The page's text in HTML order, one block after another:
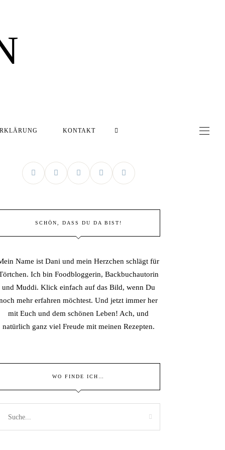
KONTAKT
SCHÖN, DASS DU DA BIST!
Name ist Dani und mein Herzchen schlägt für
Ich bin Foodbloggerin, Backbuchautorin
und Muddi. Klick einfach auf das Bild, wenn Du
mehr erfahren möchtest. Und jetzt immer her
mit Euch und dem schönen Leben! Ach, und
natürlich ganz viel Freude mit meinen Rezepten.
WO FINDE ICH…